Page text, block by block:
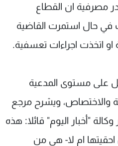
مصرفية ان القطاع
في حال استمرت القاضية
او اتخذت اجراءات تعسفية.
على مستوى المدعية
والاختصاص، ويشرح مرجع
"أخبار اليوم" قائلا: هذه
ام لا- هي من